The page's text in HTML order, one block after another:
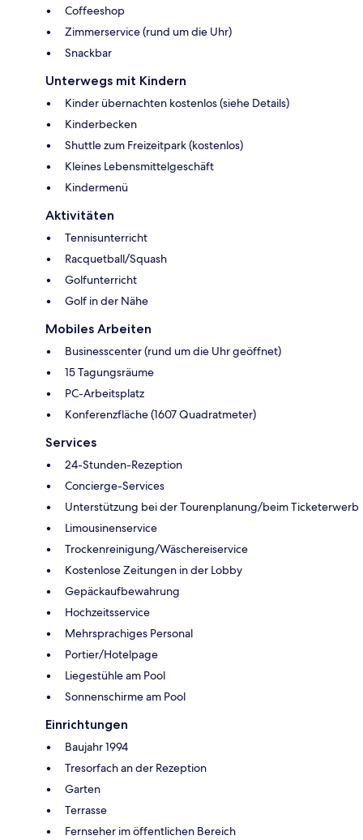
Coffeeshop
Zimmerservice (rund um die Uhr)
Snackbar
Unterwegs mit Kindern
Kinder übernachten kostenlos (siehe Details)
Kinderbecken
Shuttle zum Freizeitpark (kostenlos)
Kleines Lebensmittelgeschäft
Kindermenü
Aktivitäten
Tennisunterricht
Racquetball/Squash
Golfunterricht
Golf in der Nähe
Mobiles Arbeiten
Businesscenter (rund um die Uhr geöffnet)
15 Tagungsräume
PC-Arbeitsplatz
Konferenzfläche (1607 Quadratmeter)
Services
24-Stunden-Rezeption
Concierge-Services
Unterstützung bei der Tourenplanung/beim Ticketerwerb
Limousinenservice
Trockenreinigung/Wäschereiservice
Kostenlose Zeitungen in der Lobby
Gepäckaufbewahrung
Hochzeitsservice
Mehrsprachiges Personal
Portier/Hotelpage
Liegestühle am Pool
Sonnenschirme am Pool
Einrichtungen
Baujahr 1994
Tresorfach an der Rezeption
Garten
Terrasse
Fernseher im öffentlichen Bereich